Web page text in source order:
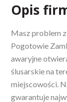
Opis
Masz problem
Pogotowie
awaryjne
ślusarskie na
miejscowości.
gwarantuje